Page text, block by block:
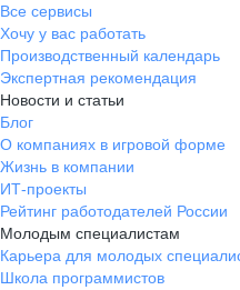
Все сервисы
Хочу у вас работать
Производственный календарь
Экспертная рекомендация
Новости и статьи
Блог
О компаниях в игровой форме
Жизнь в компании
ИТ-проекты
Рейтинг работодателей России
Молодым специалистам
Карьера для молодых
Школа программистов